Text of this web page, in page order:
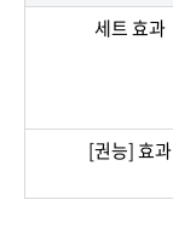
세트 효과
[권능] 효과